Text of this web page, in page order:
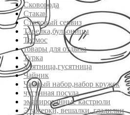
Сковорода
Стакан
Столовый сервиз
Тарелка,бульоницы
Термос
товары для отдыха
Турка
Утятница,гусятница
Чайник
Чайный набор,набор кружек
чугунная посуда
эмалированные кастрюли
Этажерки, вешалки, гладилки